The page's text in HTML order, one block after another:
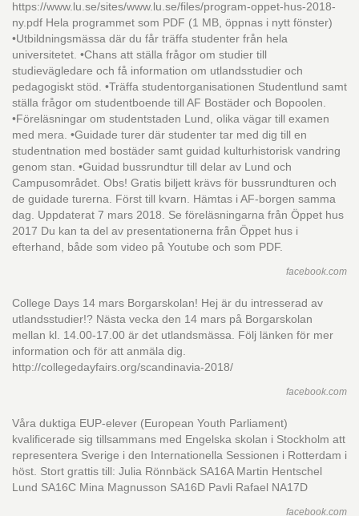
https://www.lu.se/sites/www.lu.se/files/program-oppet-hus-2018-
ny.pdf Hela programmet som PDF (1 MB, öppnas i nytt fönster)
•Utbildningsmässa där du får träffa studenter från hela
universitetet. •Chans att ställa frågor om studier till
studievägledare och få information om utlandsstudier och
pedagogiskt stöd. •Träffa studentorganisationen Studentlund samt
ställa frågor om studentboende till AF Bostäder och Bopoolen.
•Föreläsningar om studentstaden Lund, olika vägar till examen
med mera. •Guidade turer där studenter tar med dig till en
studentnation med bostäder samt guidad kulturhistorisk vandring
genom stan. •Guidad bussrundtur till delar av Lund och
Campusområdet. Obs! Gratis biljett krävs för bussrundturen och
de guidade turerna. Först till kvarn. Hämtas i AF-borgen samma
dag. Uppdaterat 7 mars 2018. Se föreläsningarna från Öppet hus
2017 Du kan ta del av presentationerna från Öppet hus i
efterhand, både som video på Youtube och som PDF.
facebook.com
College Days 14 mars Borgarskolan! Hej är du intresserad av
utlandsstudier!? Nästa vecka den 14 mars på Borgarskolan
mellan kl. 14.00-17.00 är det utlandsmässa. Följ länken för mer
information och för att anmäla dig.
http://collegedayfairs.org/scandinavia-2018/
facebook.com
Våra duktiga EUP-elever (European Youth Parliament)
kvalificerade sig tillsammans med Engelska skolan i Stockholm att
representera Sverige i den Internationella Sessionen i Rotterdam i
höst. Stort grattis till: Julia Rönnbäck SA16A Martin Hentschel
Lund SA16C Mina Magnusson SA16D Pavli Rafael NA17D
facebook.com